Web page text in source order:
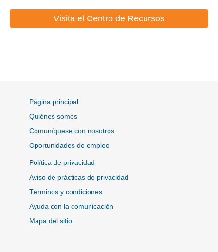
Visita el Centro de Recursos
Página principal
Quiénes somos
Comuníquese con nosotros
Oportunidades de empleo
Política de privacidad
Aviso de prácticas de privacidad
Términos y condiciones
Ayuda con la comunicación
Mapa del sitio